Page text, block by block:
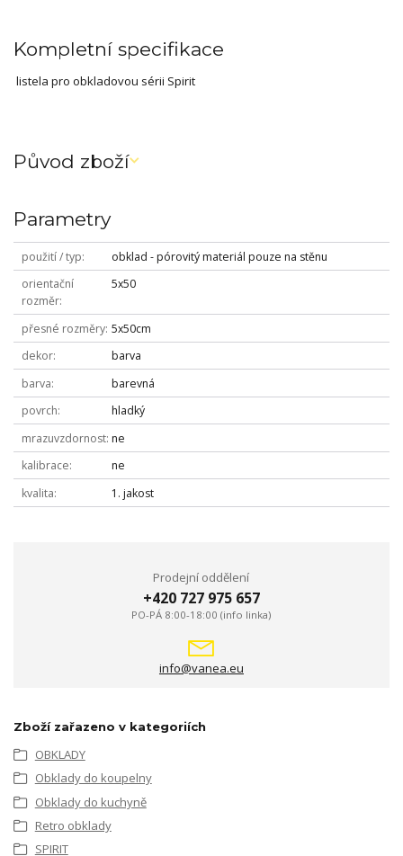
Kompletní specifikace
listela pro obkladovou sérii Spirit
Původ zboží
Parametry
použití / typ
obklad - pórovitý materiál pouze na stěnu
orientační
rozměr
5x50
přesné rozměry 5x50cm
dekor
barva
barva
barevná
povrch
hladký
mrazuvzdornost ne
kalibrace
ne
kvalita
1. jakost
Prodejní oddělení
+420 727 975 657
PO-PÁ 8:00-18:00 (info linka)
info@vanea.eu
Zboží zařazeno v kategoriích
OBKLADY
Obklady do koupelny
Obklady do kuchyně
Retro obklady
SPIRIT